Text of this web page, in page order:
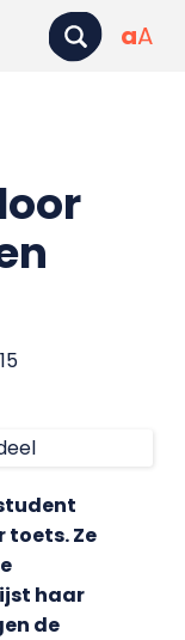
aA
toets. Ze
haar
de